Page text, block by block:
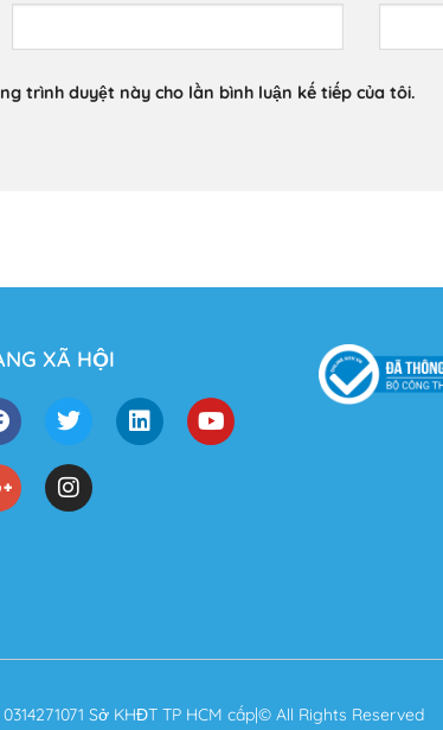
trình duyệt này cho lần bình luận kế tiếp của tôi.
XÃ HỘI
Sở KHĐT TP HCM cấp|© All Rights Reserved